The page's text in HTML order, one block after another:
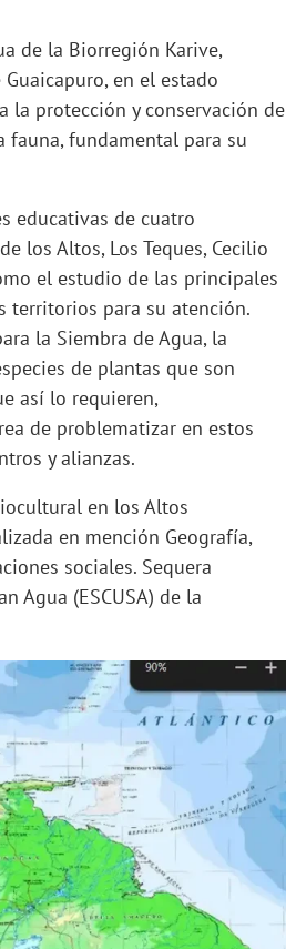
de la Biorregión Karive,
en el estado
la protección y conservación de
fundamental para su
educativas de cuatro
los Altos, Los Teques, Cecilio
el estudio de las principales
territorios para su atención.
la Siembra de Agua, la
de plantas que son
así lo requieren,
de problematizar en estos
y alianzas.
en los Altos
en mención Geografía,
sociales. Sequera
Agua (ESCUSA) de la